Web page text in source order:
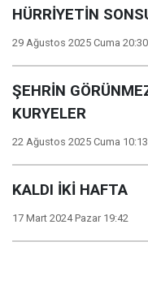
HÜRRİYETİN
29 Ağustos 2025 Cuma 20:30
ŞEHRİN
KURYELER
22 Ağustos 2025 Cuma 10:13
KALDI İKİ HAFTA
17 Mart 2024 Pazar 19:42